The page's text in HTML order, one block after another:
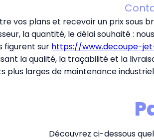
vos plans et recevoir un prix sous
la quantité, le délai souhaité :
figurent sur https://www.decoupe-
la qualité, la traçabilité et la
plus larges de maintenance
Découvrez ci-dessous